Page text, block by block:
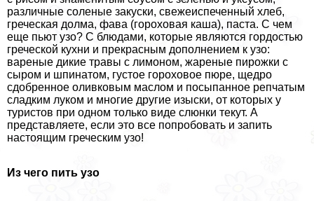
различные соленые закуски, свежеиспеченный хлеб,
греческая долма, фава (гороховая каша), паста. С чем
еще пьют узо? С блюдами, которые являются гордостью
греческой кухни и прекрасным дополнением к узо:
вареные дикие травы с лимоном, жареные пирожки с
сыром и шпинатом, густое гороховое пюре, щедро
сдобренное оливковым маслом и посыпанное репчатым
сладким луком и многие другие изыски, от которых у
туристов при одном только виде слюнки текут. А
представляете, если это все попробовать и запить
настоящим греческим узо!
Из чего пить узо